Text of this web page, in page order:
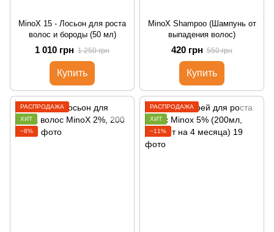
MinoX 15 - Лосьон для роста
волос и бороды (50 мл)
1 010 грн 1 250 грн
Купить
MinoX Shampoo (Шампунь от
выпадения волос)
420 грн 550 грн
Купить
РАСПРОДАЖА
ХИТ
−8%
РАСПРОДАЖА
ХИТ
−11%